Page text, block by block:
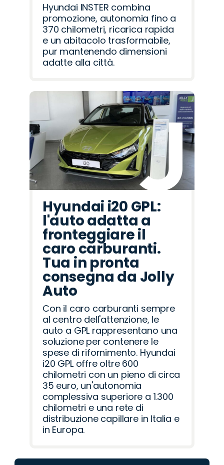
Hyundai INSTER combina
promozione, autonomia fino a
370 chilometri, ricarica rapida
e un abitacolo trasformabile,
pur mantenendo dimensioni
adatte alla città.
Hyundai i20 GPL:
l'auto adatta a
fronteggiare il
caro carburanti.
Tua in pronta
consegna da Jolly
Auto
Con il caro carburanti sempre
al centro dell'attenzione, le
auto a GPL rappresentano una
soluzione per contenere le
spese di rifornimento. Hyundai
i20 GPL offre oltre 600
chilometri con un pieno di circa
35 euro, un'autonomia
complessiva superiore a 1.300
chilometri e una rete di
distribuzione capillare in Italia e
in Europa.